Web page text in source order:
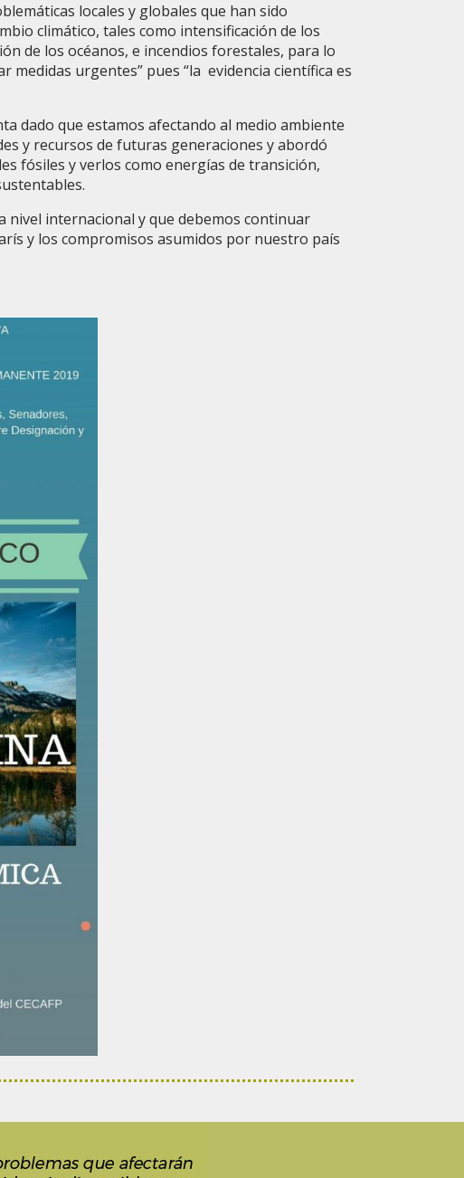
locales y globales que han sido
climático, tales como intensificación de los
de los océanos, e incendios forestales, para lo
medidas urgentes” pues “la evidencia científica es
dado que estamos afectando al medio ambiente
y recursos de futuras generaciones y abordó
fósiles y verlos como energías de transición,
nivel internacional y que debemos continuar
y los compromisos asumidos por nuestro país